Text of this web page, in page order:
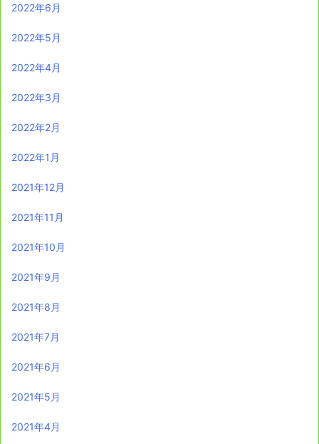
2022年6月
2022年5月
2022年4月
2022年3月
2022年2月
2022年1月
2021年12月
2021年11月
2021年10月
2021年9月
2021年8月
2021年7月
2021年6月
2021年5月
2021年4月